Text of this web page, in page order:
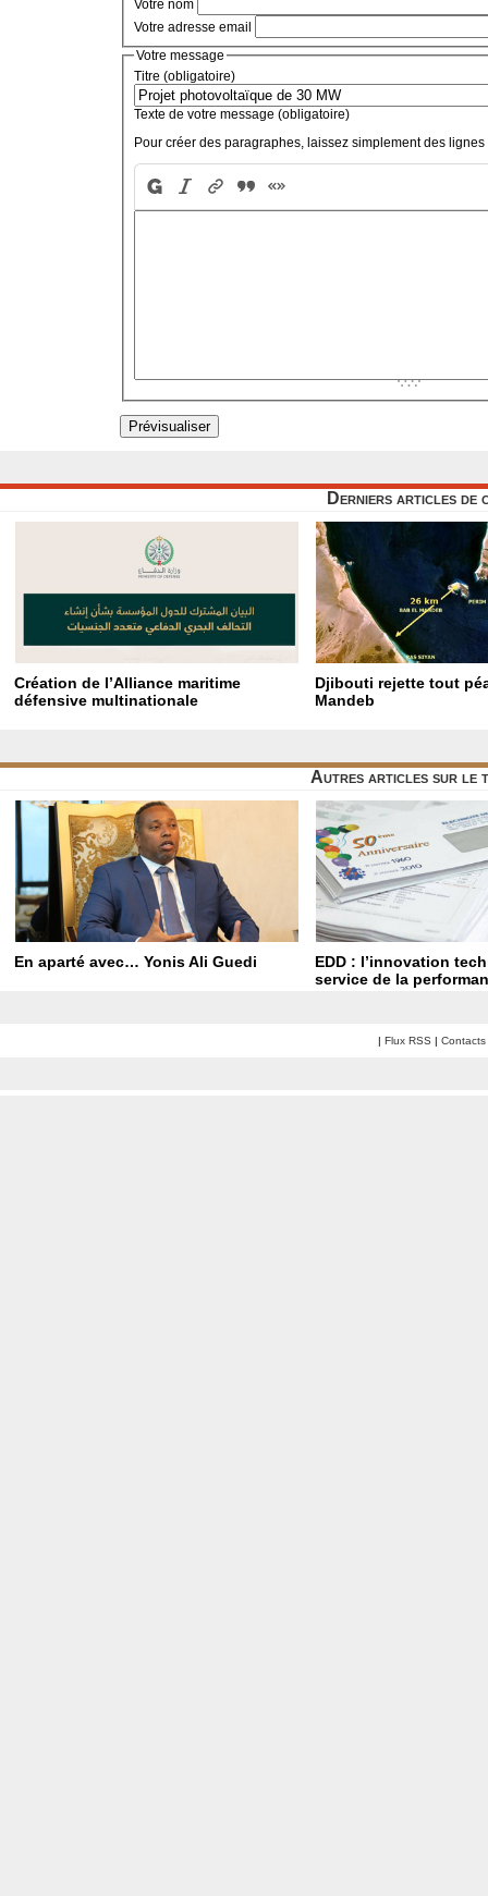
Votre nom
Votre adresse email
Votre message
Titre (obligatoire)
Texte de votre message (obligatoire)
Pour créer des paragraphes, laissez simplement des lignes
Derniers articles de
Création de l’Alliance maritime
défensive multinationale
Djibouti rejette tout
Mandeb
Autres articles sur le
En aparté avec… Yonis Ali Guedi
EDD : l’innovation
service de la
| Flux RSS | Contacts